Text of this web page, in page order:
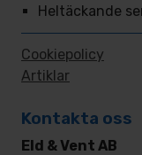
Heltäckande
Cookiepolicy
Artiklar
Kontakta oss
Eld & Vent AB